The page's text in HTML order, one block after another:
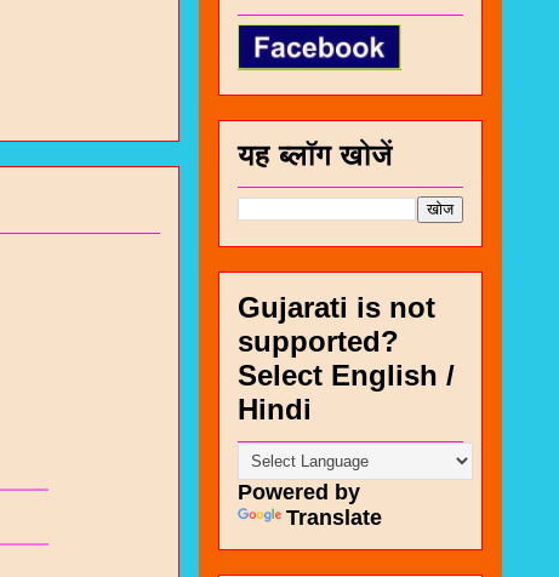
यह ब्लॉग खोजें
Gujarati is not
supported?
Select English /
Hindi
Powered by
Translate